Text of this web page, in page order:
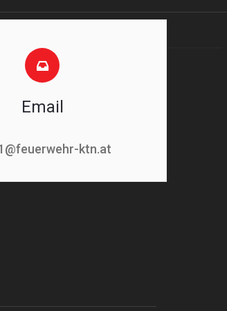
Email
ktn.at